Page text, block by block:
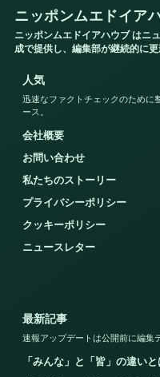
ニッポンムエドイア
ニッポンムエドイアハウブ はニ
成で提供し、編集部が継続的に更
人気
迅速なファクトチェックのために
ース。
会社概要
お問い合わせ
私たちのストーリー
プライバシーポリシー
クッキーポリシー
ニュースレター
最新記事
速報アップデートは公開前に編集
「みんな」と「皆」の違い